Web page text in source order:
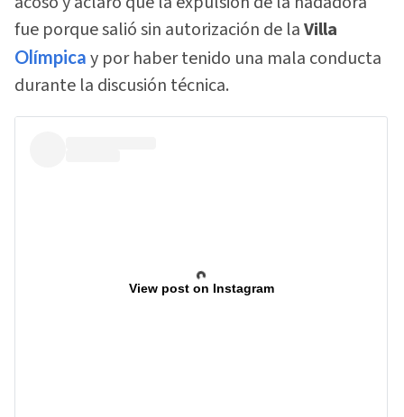
fue porque salió sin autorización de laVilla
Olímpica y por haber tenido una mala conducta
durante la discusión técnica.
View post on Instagram